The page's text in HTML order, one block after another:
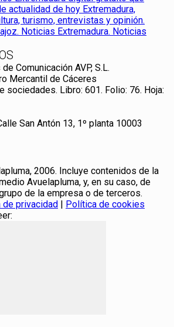
Comunicación AVP, S.L.
Mercantil de Cáceres
sociedades. Libro: 601. Folio: 76. Hoja:
San Antón 13, 1º planta 10003
2006. Incluye contenidos de la
Avuelapluma, y, en su caso, de
de la empresa o de terceros.
de privacidad | Política de cookies